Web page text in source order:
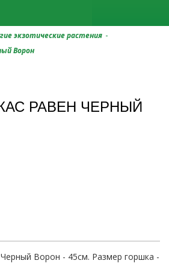
экзотические растения -
Ворон
РАВЕН ЧЕРНЫЙ
Ворон - 45см. Размер горшка -